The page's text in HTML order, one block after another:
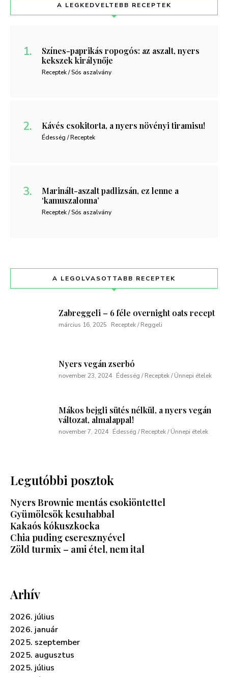
A LEGKEDVELTEBB RECEPTEK
Színes-paprikás ropogós: az aszalt, nyers
kekszek királynője
Receptek / Sós aszalvány
Kávés csokitorta, a nyers növényi tiramisu!
Édesség / Receptek
Marinált-aszalt padlizsán, ez lenne a
‘kamuszalonna’
Receptek / Sós aszalvány
A LEGOLVASOTTABB RECEPTEK
Zabreggeli – 6 féle overnight oats recept
március 16, 2025 Receptek / Reggeli
Nyers vegán zserbó
november 23, 2024 Édesség / Receptek / Ünnepi ételek
Mákos bejgli sütés nélkül, a nyers vegán
változat, almalappal!
november 7, 2024 Édesség / Receptek / Ünnepi ételek
Legutóbbi posztok
Nyers Brownie mentás csokiöntettel
Gyümölcsök kesuhabbal
Kakaós kókuszkocka
Chia puding cseresznyével
Zöld turmix – ami étel, nem ital
Arhív
2026. július
2026. január
2025. szeptember
2025. augusztus
2025. július